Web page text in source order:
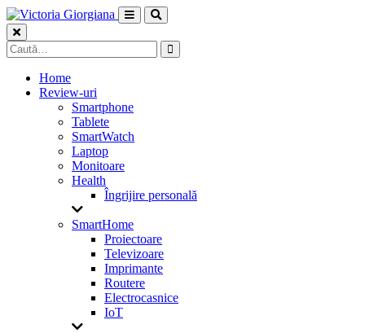
Skip
to
content
Caută
după:
Home
Review-uri
Smartphone
Tablete
SmartWatch
Laptop
Monitoare
Health
Îngrijire personală
SmartHome
Proiectoare
Televizoare
Imprimante
Routere
Electrocasnice
IoT